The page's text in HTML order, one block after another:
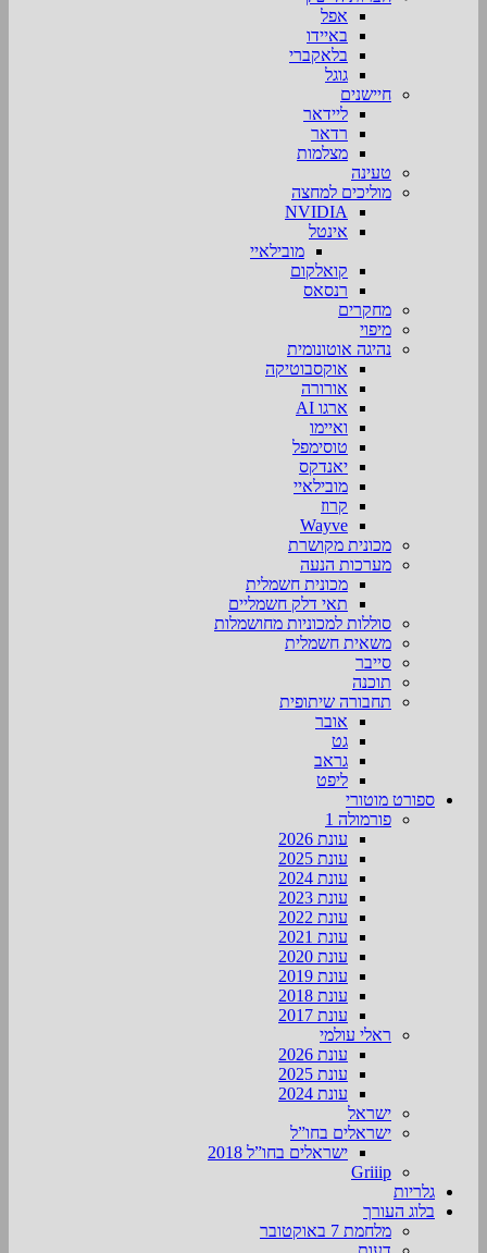
אפל
באיידו
בלאקברי
גוגל
חיישנים
ליידאר
רדאר
מצלמות
טעינה
מוליכים למחצה
NVIDIA
אינטל
מובילאיי
קואלקום
רנסאס
מחקרים
מיפוי
נהיגה אוטונומית
אוקסבוטיקה
אורורה
ארגו AI
ואיימו
טוסימפל
יאנדקס
מובילאיי
קרוז
Wayve
מכונית מקושרת
מערכות הנעה
מכונית חשמלית
תאי דלק חשמליים
סוללות למכוניות מחושמלות
משאית חשמלית
סייבר
תוכנה
תחבורה שיתופית
אובר
גט
גראב
ליפט
ספורט מוטורי
פורמולה 1
עונת 2026
עונת 2025
עונת 2024
עונת 2023
עונת 2022
עונת 2021
עונת 2020
עונת 2019
עונת 2018
עונת 2017
ראלי עולמי
עונת 2026
עונת 2025
עונת 2024
ישראל
ישראלים בחו”ל
ישראלים בחו”ל 2018
Griiip
גלריות
בלוג העורך
מלחמת 7 באוקטובר